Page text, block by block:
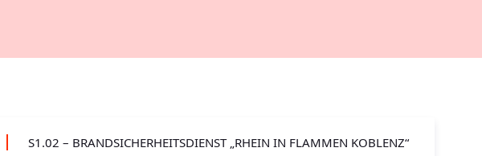
S1.02 – BRANDSICHERHEITSDIENST „RHEIN IN FLAMMEN KOBLENZ“